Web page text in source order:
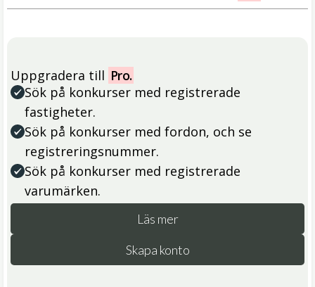
Uppgradera till Pro.
Sök på konkurser med registrerade
fastigheter.
Sök på konkurser med fordon, och se
registreringsnummer.
Sök på konkurser med registrerade
varumärken.
Läs mer
Skapa konto